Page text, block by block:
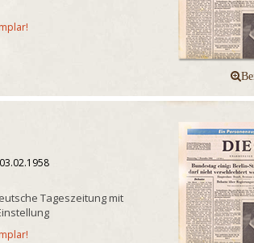
Tageszeitung mit